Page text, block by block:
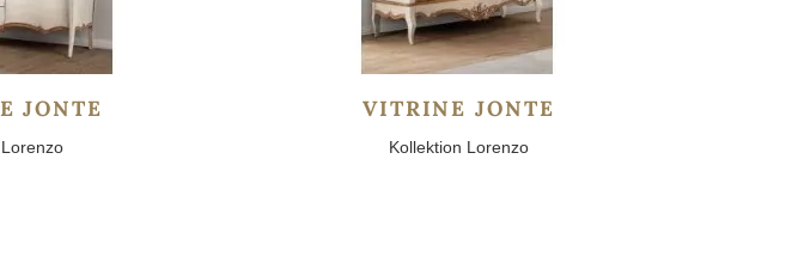
JONTE VITRINE JONTE
Kollektion Lorenzo